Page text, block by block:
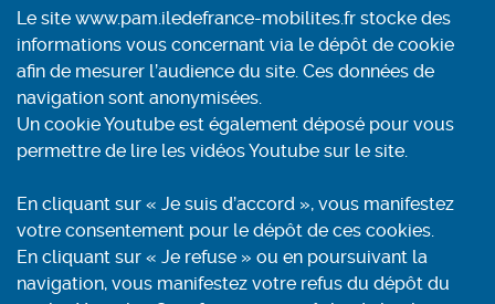
Le site www.pam.iledefrance-mobilites.fr stocke des
informations vous concernant via le dépôt de cookie
afin de mesurer l’audience du site. Ces données de
navigation sont anonymisées.
Un cookie Youtube est également déposé pour vous
permettre de lire les vidéos Youtube sur le site.
En cliquant sur « Je suis d’accord », vous manifestez
votre consentement pour le dépôt de ces cookies.
En cliquant sur « Je refuse » ou en poursuivant la
navigation, vous manifestez votre refus du dépôt du
Contact
Conditions générales d'utilisation
Aide et accessibilité
Accessibilité : partiellement conforme
Plan du site
Recherche
Renseignements